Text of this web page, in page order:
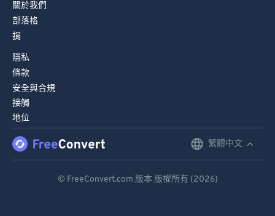
關於我們
部落格
捐
隱私
條款
安全與合規
接觸
地位
繁體中文
© FreeConvert.com 版本 版權所有 (2026)